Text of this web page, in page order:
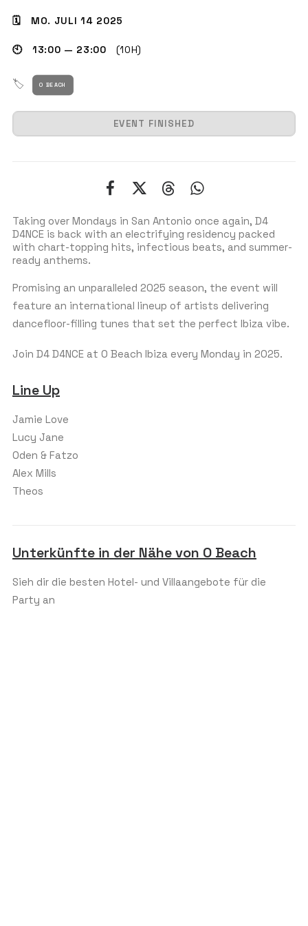
GET THE APP
SUCHEN
Taking over Mondays in San Antonio once again, D4
D4NCE is back with an electrifying residency packed
with chart-topping hits, infectious beats, and summer-
ready anthems.
Promising an unparalleled 2025 season, the event will
feature an international lineup of artists delivering
dancefloor-filling tunes that set the perfect Ibiza vibe.
Join D4 D4NCE at O Beach Ibiza every Monday in 2025.
Line Up
Jamie Love
Lucy Jane
Oden & Fatzo
Alex Mills
Theos
Unterkünfte in der Nähe von O Beach
Sieh dir die besten Hotel- und Villaangebote für die
Party an
🗓 MO. JULI 14 2025
🕙 13:00 — 23:00 (10H)
🏷 O BEACH
EVENT FINISHED